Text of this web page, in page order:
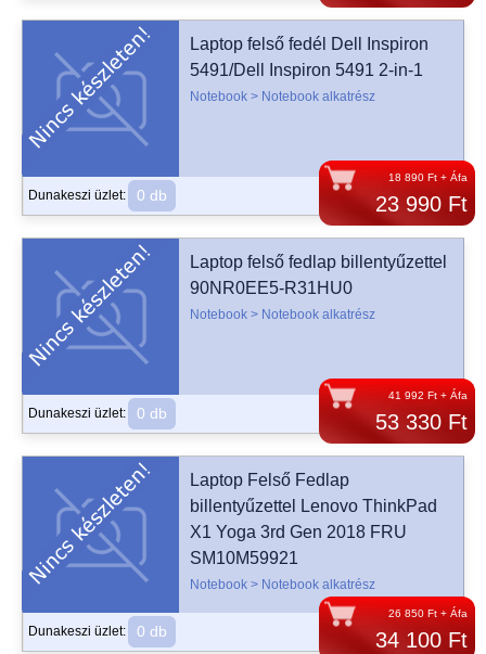
18 890 Ft + Áfa
23 990 Ft
Laptop felső fedél Dell Inspiron
5491/Dell Inspiron 5491 2-in-1
Notebook > Notebook alkatrész
Dunakeszi üzlet: 0 db
41 992 Ft + Áfa
53 330 Ft
Laptop felső fedlap billentyűzettel
90NR0EE5-R31HU0
Notebook > Notebook alkatrész
Dunakeszi üzlet: 0 db
26 850 Ft + Áfa
34 100 Ft
Laptop Felső Fedlap
billentyűzettel Lenovo ThinkPad
X1 Yoga 3rd Gen 2018 FRU
SM10M59921
Notebook > Notebook alkatrész
Dunakeszi üzlet: 0 db